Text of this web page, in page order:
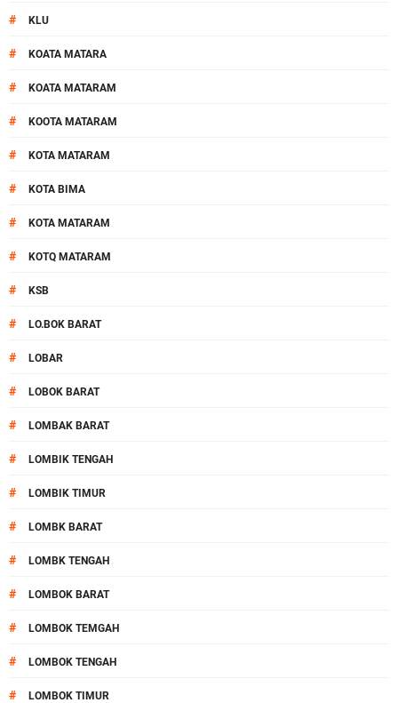
# KLU
# KOATA MATARA
# KOATA MATARAM
# KOOTA MATARAM
# KOTA MATARAM
# KOTA BIMA
# KOTA MATARAM
# KOTQ MATARAM
# KSB
# LO.BOK BARAT
# LOBAR
# LOBOK BARAT
# LOMBAK BARAT
# LOMBIK TENGAH
# LOMBIK TIMUR
# LOMBK BARAT
# LOMBK TENGAH
# LOMBOK BARAT
# LOMBOK TEMGAH
# LOMBOK TENGAH
# LOMBOK TIMUR